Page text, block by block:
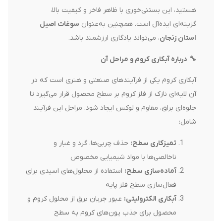
هستید، این بستنی‌خوری با ظاهر فاخر و کیفیت بالا،
گزینه‌ای ایده‌آل است. همچنین به‌عنوان سوغات اصیل
استان زنجان، می‌تواند یادگاری ارزشمند باشد.
🔧 درباره آبکاری کروم و مراحل آن
آبکاری کروم یکی از فرآیندهای صنعتی و هنری است که در
آن لایه‌ای نازک از فلز کروم بر سطح محصول قرار می‌گیرد تا
جلوه‌ای براق، مقاوم و لوکس ایجاد شود. مراحل این فرآیند
شامل:
تمیزکاری سطح: حذف چربی‌ها، گرد و غبار و
ناخالصی‌ها با مواد شیمیایی مخصوص
آماده‌سازی سطح: استفاده از محلول‌های اسیدی برای
فعال‌سازی سطح فلز پایه
آبکاری الکترولیتی: عبور جریان برق از محلول کروم و
محصول برای جذب یون‌های کروم به سطح